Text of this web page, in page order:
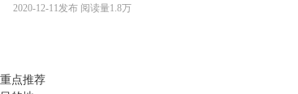
2020-12-11发布 阅读量1.8万
重点推荐